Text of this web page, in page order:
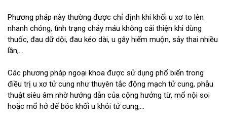
Phương pháp này thường được chỉ định khi khối u xơ to lên
nhanh chóng, tình trạng chảy máu không cải thiện khi dùng
thuốc, đau dữ dội, đau kéo dài, u gây hiếm muộn, sảy thai nhiều
lần,...
Các phương pháp ngoại khoa được sử dụng phổ biến trong
điều trị u xơ tử cung như thuyên tắc động mạch tử cung, phẫu
thuật siêu âm nhờ hướng dẫn của cộng hưởng từ, mổ nội soi
hoặc mổ hở để bóc khối u khỏi tử cung,...